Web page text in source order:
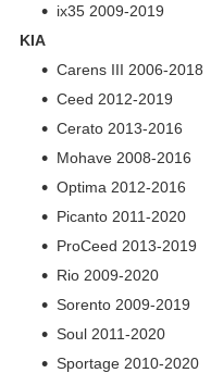
ix35 2009-2019
KIA
Carens III 2006-2018
Ceed 2012-2019
Cerato 2013-2016
Mohave 2008-2016
Optima 2012-2016
Picanto 2011-2020
ProCeed 2013-2019
Rio 2009-2020
Sorento 2009-2019
Soul 2011-2020
Sportage 2010-2020